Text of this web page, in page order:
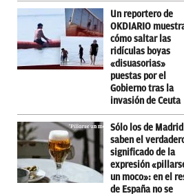
Un reportero de
OKDIARIO
cómo saltar las
ridículas boyas
«disuasorias»
puestas por el
Gobierno tras la
invasión de Ceuta
Sólo los de Madrid
saben el
significado de la
expresión
un moco»: en el
de España no se